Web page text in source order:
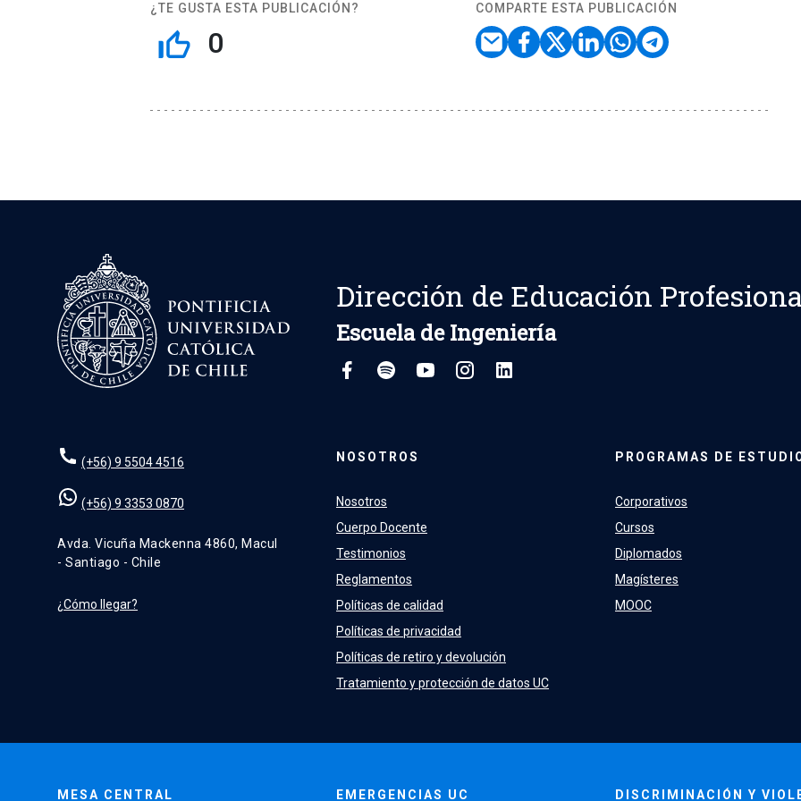
¿TE GUSTA ESTA PUBLICACIÓN?
thumb_up_off_alt 0
COMPARTE ESTA PUBLICACIÓN
Dirección de Educación
Escuela de Ingeniería
(+56) 9 5504 4516
(+56) 9 3353 0870
Avda. Vicuña Mackenna 4860, Macul
- Santiago - Chile
¿Cómo llegar?
NOSOTROS
Nosotros
Cuerpo Docente
Testimonios
Reglamentos
Políticas de calidad
Políticas de privacidad
Políticas de retiro y devolución
Tratamiento y protección de datos UC
PROGRAMAS DE
Corporativos
Cursos
Diplomados
Magísteres
MOOC
MESA CENTRAL EMERGENCIAS UC DISCRIMINACIÓN Y